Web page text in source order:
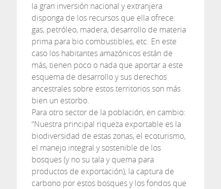
la gran inversión nacional y extranjera
disponga de los recursos que ella ofrece:
gas, petróleo, madera, desarrollo de materia
prima para bio combustibles, etc. En este
caso los habitantes amazónicos están de
más, tienen poco o nada que aportar a este
esquema de desarrollo y sus derechos
ancestrales sobre estos territorios son más
bien un estorbo.
Para otro sector de la población, en cambio:
“Nuestra principal riqueza exportable es la
biodiversidad de estas zonas, el ecoturismo,
el manejo integral y sostenible de los
bosques (y no su tala y quema para
productos de exportación), la captura de
carbono por estos bosques y los fondos que